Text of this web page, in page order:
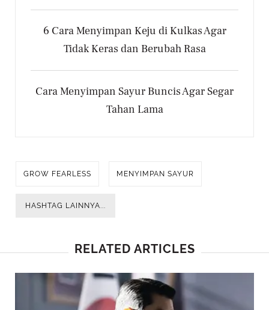
6 Cara Menyimpan Keju di Kulkas Agar
Tidak Keras dan Berubah Rasa
Cara Menyimpan Sayur Buncis Agar Segar
Tahan Lama
GROW FEARLESS MENYIMPAN SAYUR
HASHTAG LAINNYA...
RELATED ARTICLES